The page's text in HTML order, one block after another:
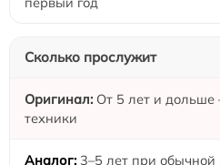
Сколько прослужит
От 5 лет и дольше
техники
3–5 лет при